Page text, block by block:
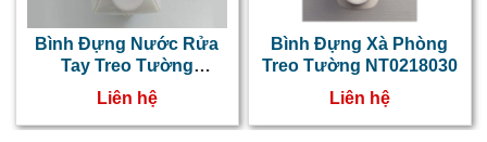
Bình Đựng Nước Rửa
Tay Treo Tường
NT0218035
Liên hệ
Bình Đựng Xà Phòng
Treo Tường NT0218030
Liên hệ